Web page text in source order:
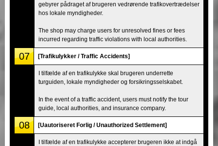
gebyrer pådraget af brugeren vedrørende trafikovertrædelser
hos lokale myndigheder.
The shop may charge users for unresolved fines or fees
incurred regarding traffic violations with local authorities.
07 [Trafikulykker / Traffic Accidents]
I tilfælde af en trafikulykke skal brugeren underrette
turguiden, lokale myndigheder og forsikringsselskabet.
In the event of a traffic accident, users must notify the tour
guide, local authorities, and insurance company.
08 [Uautoriseret Forlig / Unauthorized Settlement]
I tilfælde af en trafikulykke accepterer brugeren ikke at indgå